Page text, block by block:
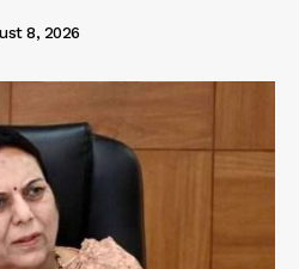
8, 2026